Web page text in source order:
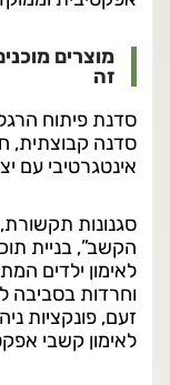
מוצרים
זה
סדנת פיתוח
סדנה קבוצתית,
אינטגרטיבי עם
סגנונות תקשורת,
הקשב”, בניית
לאימון ילדים
וחרדות בסביבה
זעם, פונקציות
לאימון קשבי